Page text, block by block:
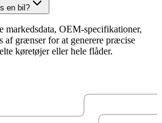
en bil?
markedsdata, OEM-specifikationer,
grænser for at generere præcise
køretøjer eller hele flåder.